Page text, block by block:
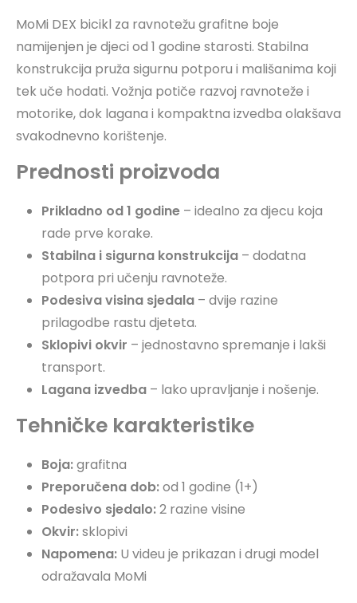
MoMi DEX bicikl za ravnotežu grafitne boje
namijenjen je djeci od 1 godine starosti. Stabilna
konstrukcija pruža sigurnu potporu i mališanima koji
tek uče hodati. Vožnja potiče razvoj ravnoteže i
motorike, dok lagana i kompaktna izvedba olakšava
svakodnevno korištenje.
Prednosti proizvoda
Prikladno od 1 godine – idealno za djecu koja
rade prve korake.
Stabilna i sigurna konstrukcija – dodatna
potpora pri učenju ravnoteže.
Podesiva visina sjedala – dvije razine
prilagodbe rastu djeteta.
Sklopivi okvir – jednostavno spremanje i lakši
transport.
Lagana izvedba – lako upravljanje i nošenje.
Tehničke karakteristike
Boja:grafitna
Preporučena dob:od 1 godine (1+)
Podesivo sjedalo:2 razine visine
Okvir:sklopivi
Napomena: U videu je prikazan i drugi model
odražavala MoMi